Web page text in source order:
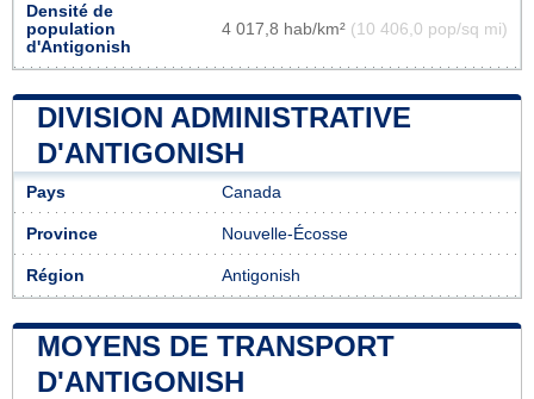
Densité de
population
d'Antigonish
4 017,8 hab/km² (10 406,0 pop/sq mi)
DIVISION ADMINISTRATIVE
D'ANTIGONISH
Pays Canada
Province Nouvelle-Écosse
Région Antigonish
MOYENS DE TRANSPORT
D'ANTIGONISH